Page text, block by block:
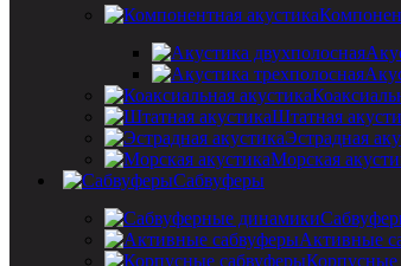
Штатная
Эстрадная
Морская
Сабвуферы
Активные
Корпусные